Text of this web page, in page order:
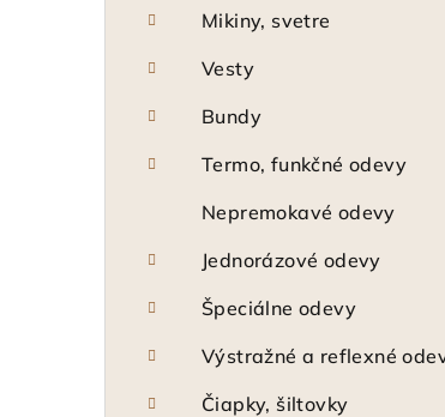
Mikiny, svetre
Vesty
Bundy
Termo, funkčné odevy
Nepremokavé odevy
Jednorázové odevy
Špeciálne odevy
Výstražné a reflexné
Čiapky, šiltovky